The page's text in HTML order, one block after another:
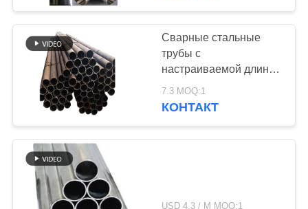
Сварные стальные
трубы с
настраиваемой длиной
и концами
7.3 MOQ:1
КОНТАКТ
USD 4.3 / M MOQ:1